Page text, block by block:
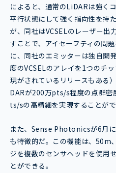
によると、通常のLiDARは強く
平行状態にして強く指向性を持
が、同社はVCSELのレーザー出
すことで、アイセーフティの問
に、同社のエミッターは独自開
度のVCSELのアレイを1つのチ
現がされているリリースもある
DARが200万pts/s程度の点群密
ts/sの高精細を実現することがで
また、Sense Photonicsが6月
も特徴的だ。この機能は、
ジを複数のセンサヘッドを使用
とができる。